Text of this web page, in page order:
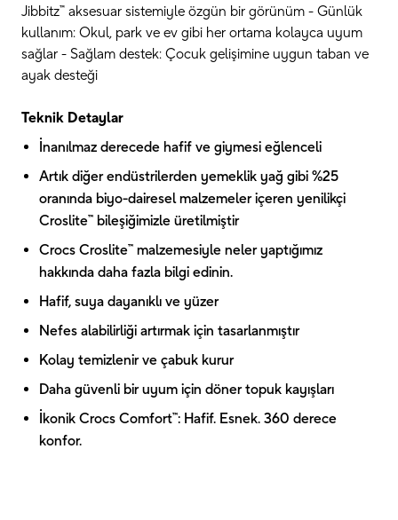
Jibbitz™ aksesuar sistemiyle özgün bir görünüm - Günlük
kullanım: Okul, park ve ev gibi her ortama kolayca uyum
sağlar - Sağlam destek: Çocuk gelişimine uygun taban ve
ayak desteği
Teknik Detaylar
İnanılmaz derecede hafif ve giymesi eğlenceli
Artık diğer endüstrilerden yemeklik yağ gibi %25
oranında biyo-dairesel malzemeler içeren yenilikçi
Croslite™ bileşiğimizle üretilmiştir
Crocs Croslite™ malzemesiyle neler yaptığımız
hakkında daha fazla bilgi edinin.
Hafif, suya dayanıklı ve yüzer
Nefes alabilirliği artırmak için tasarlanmıştır
Kolay temizlenir ve çabuk kurur
Daha güvenli bir uyum için döner topuk kayışları
İkonik Crocs Comfort™: Hafif. Esnek. 360 derece
konfor.